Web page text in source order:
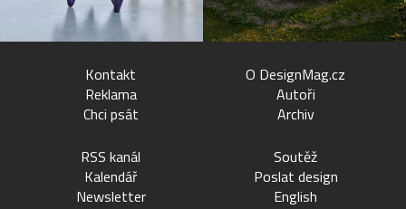
Kontakt
Reklama
Chci psát
O DesignMag.cz
Autoři
Archiv
RSS kanál
Kalendář
Newsletter
Soutěž
Poslat design
English